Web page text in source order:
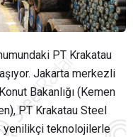
PT Krakatau
Jakarta merkezli
Bakanlığı (Kemen
PT Krakatau Steel
yenilikçi teknolojilerle